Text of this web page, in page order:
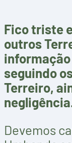
Fico triste
outros
seguindo
Terreiro,
Devemos